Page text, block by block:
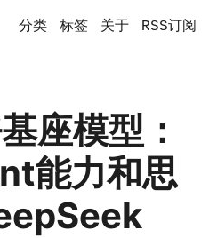
分类 标签 关于 RSS订阅
座模型：
能力和思